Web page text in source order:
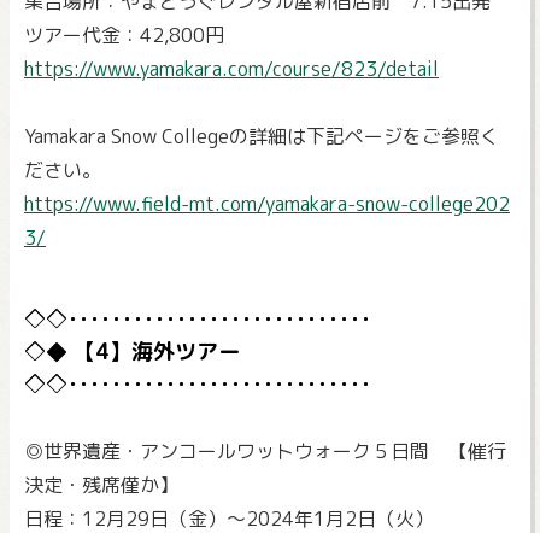
ツアー代金：42,800円
https://www.yamakara.com/course/823/detail
Yamakara Snow Collegeの詳細は下記ページをご参照く
ださい。
https://www.field-mt.com/yamakara-snow-college202
3/
【4】海外ツアー
◎世界遺産・アンコールワットウォーク５日間 【催行
決定・残席僅か】
日程：12月29日（金）～2024年1月2日（火）